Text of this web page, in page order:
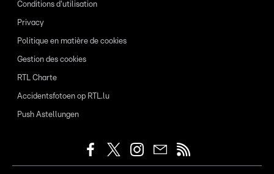
Conditions d'utilisation
Privacy
Politique en matière de cookies
Gestion des cookies
RTL Charte
Accidentsfotoen op RTL.lu
Push Astellungen